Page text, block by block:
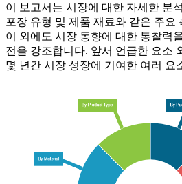
이 보고서는 시장에 대한 자세한 분
포장 유형 및 제품 재료와 같은 주요
이 외에도 시장 동향에 대한 통찰력
전을 강조합니다. 앞서 언급한 요소
몇 년간 시장 성장에 기여한 여러 요